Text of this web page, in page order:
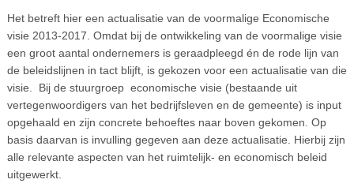
Het betreft hier een actualisatie van de voormalige Economische
visie 2013-2017. Omdat bij de ontwikkeling van de voormalige visie
een groot aantal ondernemers is geraadpleegd én de rode lijn van
de beleidslijnen in tact blijft, is gekozen voor een actualisatie van die
visie. Bij de stuurgroep economische visie (bestaande uit
vertegenwoordigers van het bedrijfsleven en de gemeente) is input
opgehaald en zijn concrete behoeftes naar boven gekomen. Op
basis daarvan is invulling gegeven aan deze actualisatie. Hierbij zijn
alle relevante aspecten van het ruimtelijk- en economisch beleid
uitgewerkt.